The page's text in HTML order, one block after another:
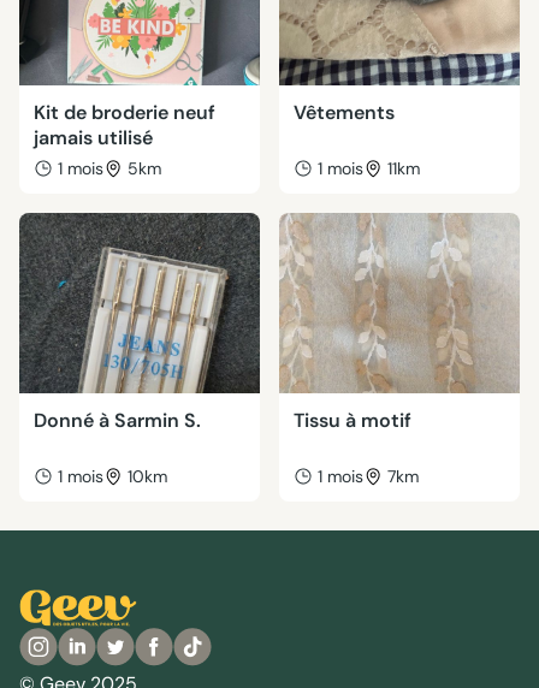
Kit de broderie neuf
jamais utilisé
1 mois 5km
Vêtements
1 mois 11km
Donné à Sarmin S.
1 mois 10km
Tissu à motif
1 mois 7km